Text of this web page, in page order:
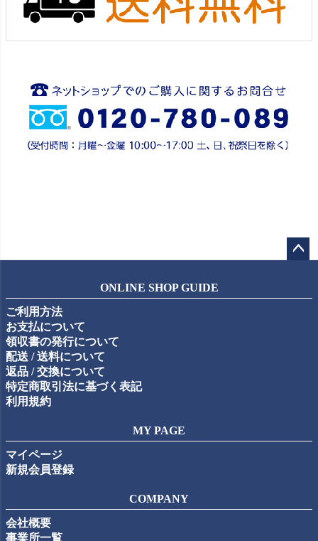
ップ
ONLINE SHOP GUIDE
ご利用方法
お支払について
領収書の発行について
配送 / 送料について
返品 / 交換について
特定商取引法に基づく表記
利用規約
MY PAGE
マイページ
新規会員登録
COMPANY
会社概要
事業所一覧